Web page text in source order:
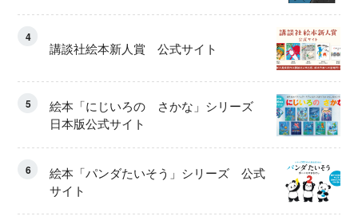
4
講談社絵本新人賞 公式サイト
5
絵本「にじいろの さかな」シリーズ
日本版公式サイト
6
絵本「パンダたいそう」シリーズ 公式
サイト